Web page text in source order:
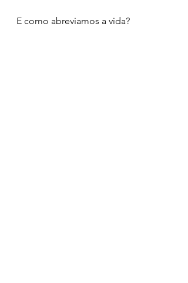
E como abreviamos a vida?